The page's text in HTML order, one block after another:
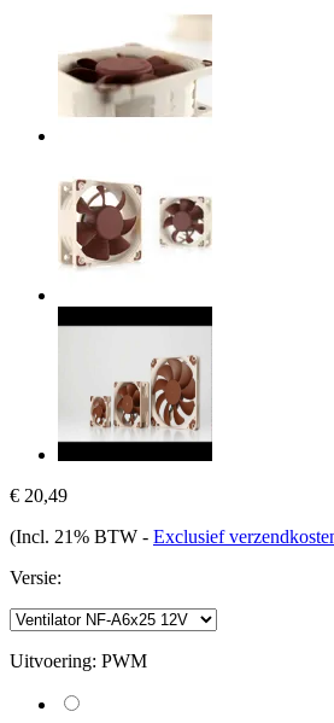
€ 20,49
(Incl. 21% BTW - Exclusief
Versie:
Uitvoering: PWM